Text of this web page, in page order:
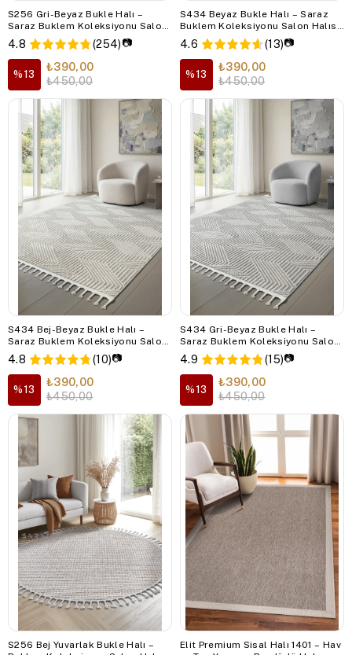
S256 Gri-Beyaz Bukle Halı –
Saraz Buklem Koleksiyonu Salon
Halısı, Mutfak Halısı, Antre Hol
Halısı
4.8 (254) 📷
%13
₺390,00
₺450,00
S434 Beyaz Bukle Halı – Saraz
Buklem Koleksiyonu Salon Halısı,
Mutfak Halısı, Antre Hol Halısı
4.6 (13)📷
%13
₺390,00
₺450,00
S434 Bej-Beyaz Bukle Halı –
Saraz Buklem Koleksiyonu Salon
Halısı, Mutfak Halısı, Antre Hol
Halısı
4.8 (10)📷
%13
₺390,00
₺450,00
S434 Gri-Beyaz Bukle Halı –
Saraz Buklem Koleksiyonu Salon
Halısı, Mutfak Halısı, Antre Hol
Halısı
4.9 (15)📷
%13
₺390,00
₺450,00
S256 Bej Yuvarlak Bukle Halı –
Elit Premium Sisal Halı 1401 – Hav